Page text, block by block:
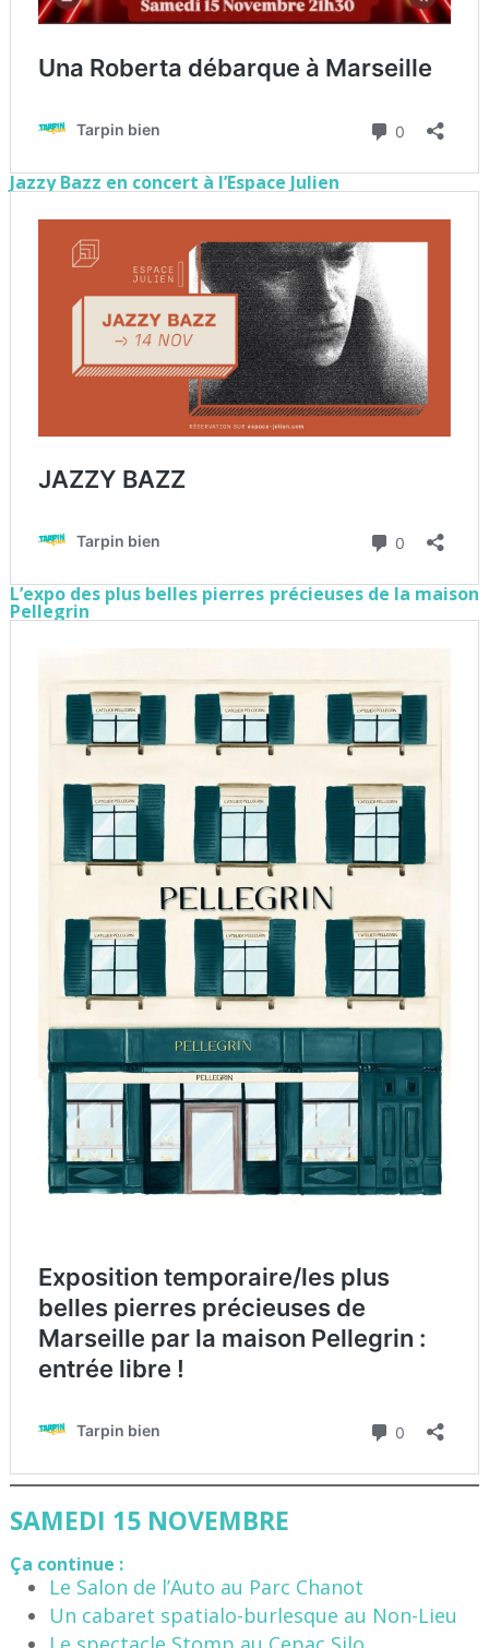
Jazzy Bazz en concert à l’Espace Julien
L’expo des plus belles pierres précieuses de la maison
Pellegrin
SAMEDI 15 NOVEMBRE
Ça continue :
Le Salon de l’Auto au Parc Chanot
Un cabaret spatialo-burlesque au Non-Lieu